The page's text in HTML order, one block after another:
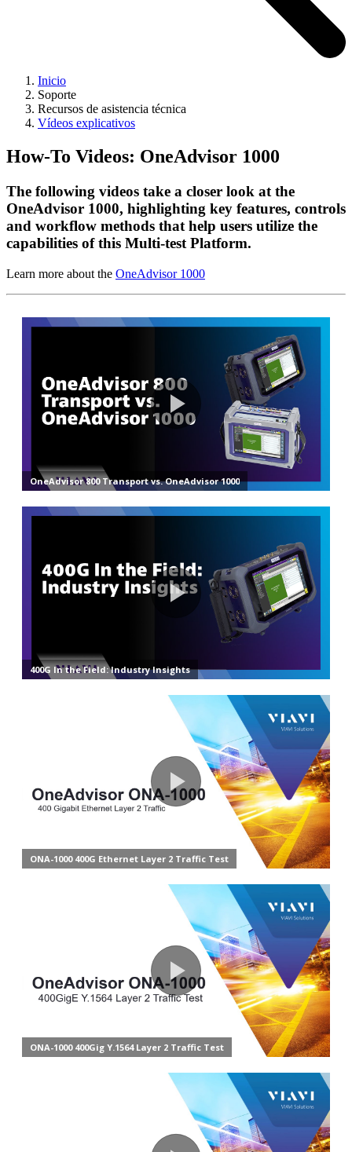
Inicio
Soporte
Recursos de asistencia técnica
Vídeos explicativos
How-To Videos: OneAdvisor 1000
The following videos take a closer look at the
OneAdvisor 1000, highlighting key features, controls
and workflow methods that help users utilize the
capabilities of this Multi-test Platform.
Learn more about the OneAdvisor 1000